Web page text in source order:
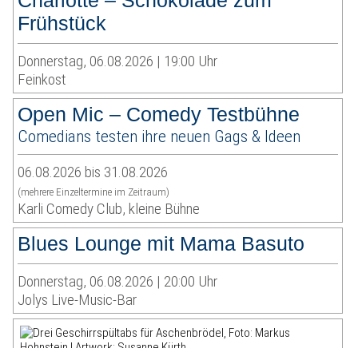
Frühstück
Donnerstag, 06.08.2026 | 19:00 Uhr
Feinkost
Open Mic – Comedy Testbühne
Comedians testen ihre neuen Gags & Ideen
06.08.2026 bis 31.08.2026
(mehrere Einzeltermine im Zeitraum)
Karli Comedy Club, kleine Bühne
Blues Lounge mit Mama Basuto
Donnerstag, 06.08.2026 | 20:00 Uhr
Jolys Live-Music-Bar